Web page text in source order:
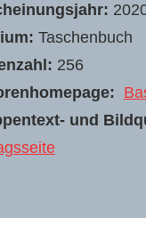
Taschenbuch
256
und